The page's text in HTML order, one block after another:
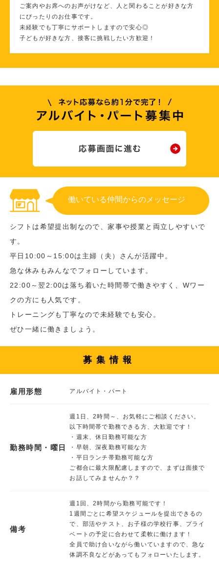
ご案内やお席へのお声がけなど、人と関わることが好きな方
にぴったりのお仕事です。
未経験でも丁寧にサポートしますので安心◎
子どもが好きな方、接客に挑戦したい方歓迎！
働いている仲間からのメッセージ
シフトは希望提出制なので、家事や授業と両立しやすいで
す。
平日10:00～15:00は主婦（夫）さんが活躍中。
急な休みもみんなでフォローしています。
22:00～翌2:00は落ち着いた時間帯で働きやすく、Wワー
クの方にも人気です。
トレーニングも丁寧なので未経験でも安心。
ぜひ一緒に働きましょう。
募集情報
雇用形態 アルバイト・パート
勤務時間・曜日
週1日、2時間～、お気軽にご相談ください。
以下時間帯で勤務できる方、大歓迎です！
・週末、休日勤務可能な方
・早朝、深夜勤務可能な方
・平日ランチ帯勤務可能な方
ご都合に最大限配慮しますので、まずは面接で
お話してみませんか？？
備考
週1回、2時間から勤務可能です！
1週間ごとに希望スケジュールを提出できるの
で、部活やテスト、お子様の学校行事、プライ
ベートの予定に合わせて柔軟に働けます！
全員で助け合いながら働いていますので、急な
体調不良などがあってもフォローいたします。